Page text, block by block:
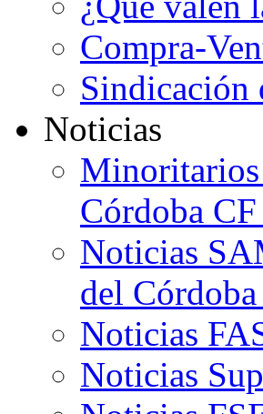
Compra-
Sindicación
Noticias
Córdoba
Noticias
del
Noticias
Noticias